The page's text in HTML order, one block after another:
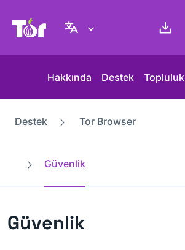
Tor Project sitesi
Hakkında Destek Topluluk
Destek Tor Browser
Güvenlik
Güvenlik